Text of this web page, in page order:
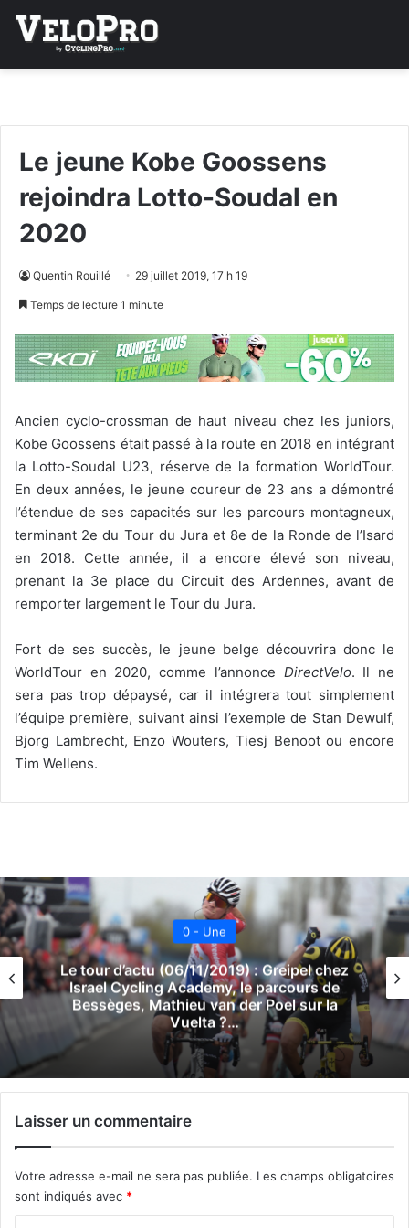
Le jeune Kobe Goossens
rejoindra Lotto-Soudal en
2020
Quentin Rouillé 29 juillet 2019, 17 h 19
Temps de lecture 1 minute
Ancien cyclo-crossman de haut niveau chez les juniors,
Kobe Goossens était passé à la route en 2018 en intégrant
la Lotto-Soudal U23, réserve de la formation WorldTour.
En deux années, le jeune coureur de 23 ans a démontré
l’étendue de ses capacités sur les parcours montagneux,
terminant 2e du Tour du Jura et 8e de la Ronde de l’Isard
en 2018. Cette année, il a encore élevé son niveau,
prenant la 3e place du Circuit des Ardennes, avant de
remporter largement le Tour du Jura.
Fort de ses succès, le jeune belge découvrira donc le
WorldTour en 2020, comme l’annonce DirectVelo. Il ne
sera pas trop dépaysé, car il intégrera tout simplement
l’équipe première, suivant ainsi l’exemple de Stan Dewulf,
Bjorg Lambrecht, Enzo Wouters, Tiesj Benoot ou encore
Tim Wellens.
0 - Une
Le tour d’actu (06/11/2019) : Greipel chez
Israel Cycling Academy, le parcours de
Bessèges, Mathieu van der Poel sur la
Vuelta ?…
Laisser un commentaire
Votre adresse e-mail ne sera pas publiée. Les champs obligatoires
sont indiqués avec *